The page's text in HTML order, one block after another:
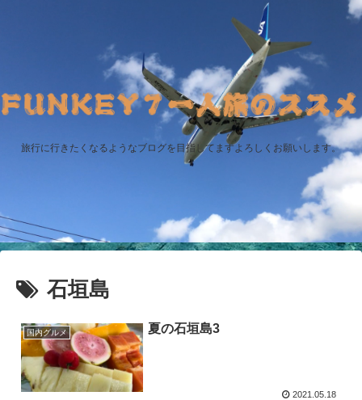
旅行に行きたくなるようなブログを目指してますよろしくお願いします。
石垣島
国内グルメ 夏の石垣島3
2021.05.18